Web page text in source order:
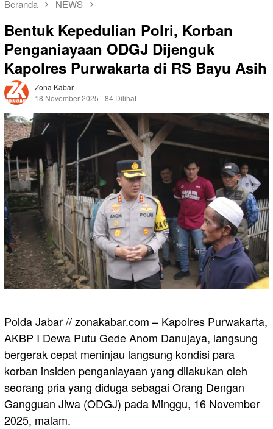
Beranda NEWS
Bentuk Kepedulian Polri, Korban
Penganiayaan ODGJ Dijenguk
Kapolres Purwakarta di RS Bayu Asih
Zona Kabar
18 November 2025
84 Dilihat
Polda Jabar // zonakabar.com – Kapolres Purwakarta,
AKBP I Dewa Putu Gede Anom Danujaya, langsung
bergerak cepat meninjau langsung kondisi para
korban insiden penganiayaan yang dilakukan oleh
seorang pria yang diduga sebagai Orang Dengan
Gangguan Jiwa (ODGJ) pada Minggu, 16 November
2025, malam.